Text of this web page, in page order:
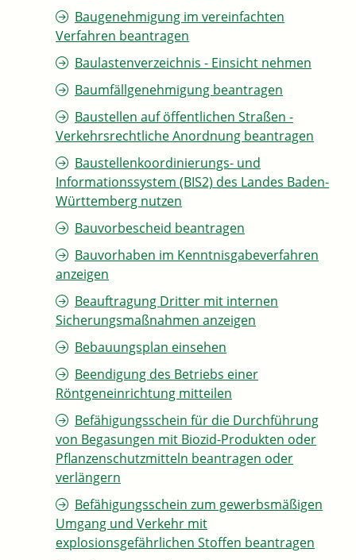
Baugenehmigung im vereinfachten
Verfahren beantragen
Baulastenverzeichnis - Einsicht nehmen
Baumfällgenehmigung beantragen
Baustellen auf öffentlichen Straßen -
Verkehrsrechtliche Anordnung beantragen
Baustellenkoordinierungs- und
Informationssystem (BIS2) des Landes Baden-
Württemberg nutzen
Bauvorbescheid beantragen
Bauvorhaben im Kenntnisgabeverfahren
anzeigen
Beauftragung Dritter mit internen
Sicherungsmaßnahmen anzeigen
Bebauungsplan einsehen
Beendigung des Betriebs einer
Röntgeneinrichtung mitteilen
Befähigungsschein für die Durchführung
von Begasungen mit Biozid-Produkten oder
Pflanzenschutzmitteln beantragen oder
verlängern
Befähigungsschein zum gewerbsmäßigen
Umgang und Verkehr mit
explosionsgefährlichen Stoffen beantragen